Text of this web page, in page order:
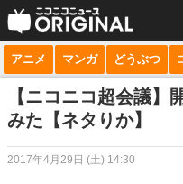
サービス一覧
niconico
動画
生放送
アニメ マンガ どうぶつ
【ニコニコ超会議】
みた【ネタりか】
2017年4月29日 (土) 14:30